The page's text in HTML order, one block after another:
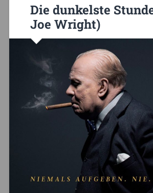
Die dunkelste
Joe Wright)